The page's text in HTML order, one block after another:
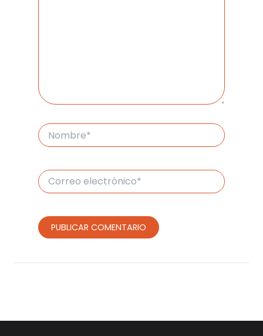
Nombre*
Correo
electrónico*